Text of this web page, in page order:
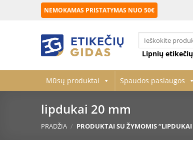
NEMOKAMAS PRISTATYMAS NUO 50€
Ieškoti:
Lipnių
Mūsų produktai Spaudos paslaugos
lipdukai 20 mm
PRADŽIA / PRODUKTAI SU ŽYMOMIS